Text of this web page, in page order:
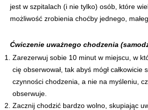
jest w szpitalach (i nie tylko) osób, które
możliwość zrobienia choćby jednego,
Ćwiczenie uważnego chodzenia
Zarezerwuj sobie 10 minut w miejscu, w
cię obserwował, tak abyś mógł całkowicie
czynności chodzenia, a nie na myśleniu,
obserwuje.
Zacznij chodzić bardzo wolno, skupiając